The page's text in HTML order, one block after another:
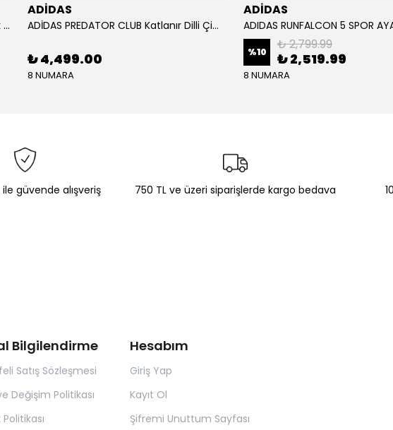
Adidas F50 Hyperfast League Mid Erkek Krampon (IH7090)
ADİDAS
ADİDAS PREDATOR CLUB Katlanır Dilli Çim Saha/Çoklu Zemin Kramponu JR3330
₺ 4,499.00
8 NUMARA
ADİDAS
%10 ₺ 2,799.99
₺ 2,519.99
8 NUMARA
ile güvende alışveriş 750 TL ve üzeri siparişlerde kargo bedava
Bilgilendirme
Satış Sözleşmesi
Değişim Politikası
Politikası
Hesabım
Giriş Yap
Kayıt Ol
Şifremi Unuttum Sayfası